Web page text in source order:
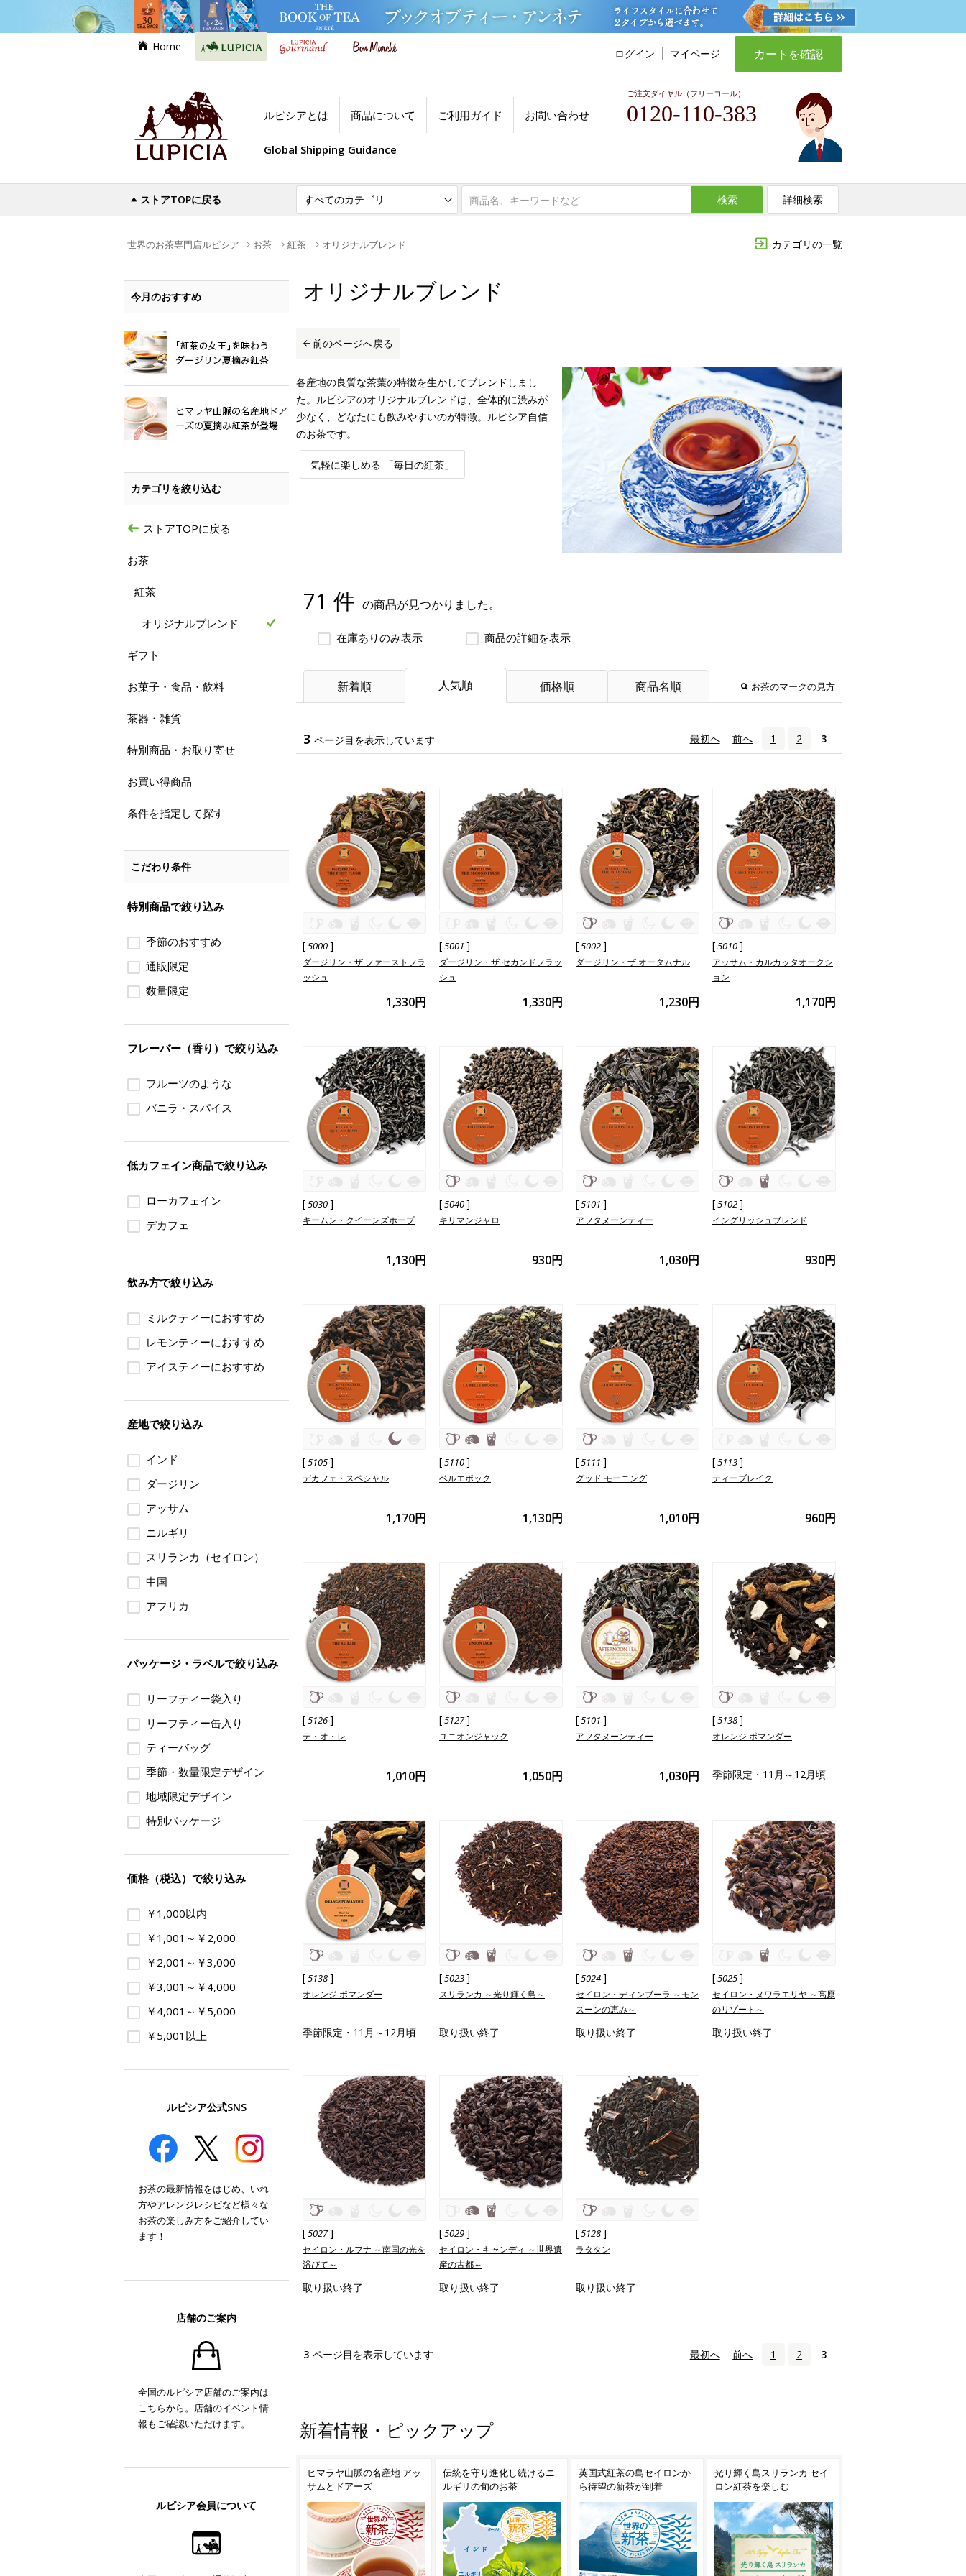
Home
ログイン マイページ カートを確認
ルピシアとは 商品について ご利用ガイド お問い合わせ
ご注文ダイヤル（フリーコール）
0120-110-383
Global Shipping Guidance
ストアTOPに戻る 検索 詳細検索
カテゴリの一覧
世界のお茶専門店ルピシア お茶 紅茶 オリジナルブレンド
オリジナルブレンド
前のページへ戻る
各産地の良質な茶葉の特徴を生かしてブレンドしまし
た。ルピシアのオリジナルブレンドは、全体的に渋みが
少なく、どなたにも飲みやすいのが特徴。ルピシア自信
のお茶です。
気軽に楽しめる 「毎日の紅茶」
71 件 の商品が見つかりました。
在庫ありのみ表示 商品の詳細を表示
新着順 人気順 価格順 商品名順 お茶のマークの見方
3 ページ目を表示しています 最初へ 前へ 1 2 3
[5000]
ダージリン・ザ ファーストフラ
ッシュ
1,330円
[5001 ]
ダージリン・ザ セカンドフラッ
シュ
1,330円
[5002]
ダージリン・ザ オータムナル
1,230円
[5010]
アッサム・カルカッタオークシ
ョン
1,170円
[5030]
キームン・クイーンズホープ
1,130円
[5040]
キリマンジャロ
930円
[5101 ]
アフタヌーンティー
1,030円
[5102]
イングリッシュブレンド
930円
[5105]
デカフェ・スペシャル
1,170円
[5110]
ベルエポック
1,130円
[5111 ]
グッド モーニング
1,010円
[5113]
ティーブレイク
960円
[5126]
テ・オ・レ
1,010円
[5127]
ユニオンジャック
1,050円
[5101 ]
アフタヌーンティー
1,030円
[5138]
オレンジ ポマンダー
季節限定・11月～12月頃
[5138]
オレンジ ポマンダー
季節限定・11月～12月頃
[5023]
スリランカ ～光り輝く島～
取り扱い終了
[5024]
セイロン・ディンブーラ ～モン
スーンの恵み～
取り扱い終了
[5025]
セイロン・ヌワラエリヤ ～高原
のリゾート～
取り扱い終了
[5027]
セイロン・ルフナ ～南国の光を
浴びて～
取り扱い終了
[5029]
セイロン・キャンディ ～世界遺
産の古都～
取り扱い終了
[5128]
ラタタン
取り扱い終了
3 ページ目を表示しています 最初へ 前へ 1 2 3
新着情報・ピックアップ
豊かな香りと余韻を楽しむ
ヒマラヤ山脈の名産地 アッ
伝統を守り進化し続けるニ
ルギリの旬のお茶
英国式紅茶の島セイロンか
ら待望の新茶が到着
光り輝く島スリランカ セイ
ロン紅茶を楽しむ
一期一会の風味 ダージリン
ファーストフラッシュ
今月のおすすめ
カテゴリを絞り込む
ストアTOPに戻る
お茶
紅茶
オリジナルブレンド
ギフト
お菓子・食品・飲料
茶器・雑貨
特別商品・お取り寄せ
お買い得商品
条件を指定して探す
こだわり条件
特別商品で絞り込み
季節のおすすめ
通販限定
数量限定
フレーバー（香り）で絞り込み
フルーツのような
バニラ・スパイス
低カフェイン商品で絞り込み
ローカフェイン
デカフェ
飲み方で絞り込み
ミルクティーにおすすめ
レモンティーにおすすめ
アイスティーにおすすめ
産地で絞り込み
インド
ダージリン
アッサム
ニルギリ
スリランカ（セイロン）
中国
アフリカ
パッケージ・ラベルで絞り込み
リーフティー袋入り
リーフティー缶入り
ティーバッグ
季節・数量限定デザイン
地域限定デザイン
特別パッケージ
価格（税込）で絞り込み
￥1,000以内
￥1,001～￥2,000
￥2,001～￥3,000
￥3,001～￥4,000
￥4,001～￥5,000
￥5,001以上
ルピシア公式SNS
お茶の最新情報をはじめ、いれ
方やアレンジレシピなど様々な
お茶の楽しみ方をご紹介してい
ます！
店舗のご案内
全国のルピシア店舗のご案内は
こちらから。店舗のイベント情
報もご確認いただけます。
ルピシア会員について